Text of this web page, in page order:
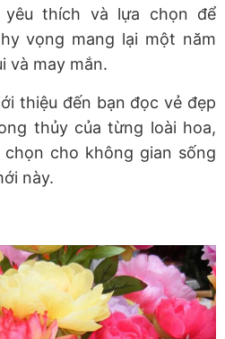
thích và lựa chọn để
vọng mang lại một năm
và may mắn.
thiệu đến bạn đọc vẻ đẹp
thủy của từng loài hoa,
cho không gian sống
này.